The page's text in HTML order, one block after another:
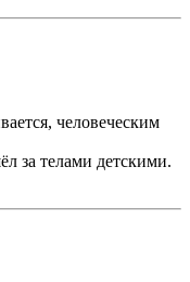
человеческим
за телами детскими.